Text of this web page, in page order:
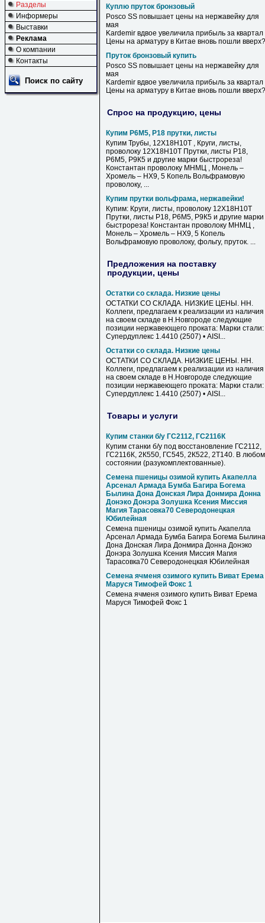
Разделы
Информеры
Выставки
Реклама
О компании
Контакты
Поиск по сайту
Куплю пруток бронзовый
Posco SS повышает цены на нержавейку для
мая
Kardemir вдвое увеличила прибыль за квартал
Цены на арматуру в Китае вновь пошли вверх?
Пруток бронзовый купить
Posco SS повышает цены на нержавейку для
мая
Kardemir вдвое увеличила прибыль за квартал
Цены на арматуру в Китае вновь пошли вверх?
Спрос на продукцию, цены
Купим Р6М5, Р18 прутки, листы
Купим Трубы, 12Х18Н10Т , Круги, листы,
проволоку 12Х18Н10Т Прутки, листы Р18,
Р6М5, Р9К5 и другие марки быстрореза!
Константан проволоку МНМЦ , Монель –
Хромель – НХ9, 5 Копель Вольфрамовую
проволоку, ...
Купим прутки вольфрама, нержавейки!
Купим: Круги, листы, проволоку 12Х18Н10Т
Прутки, листы Р18, Р6М5, Р9К5 и другие марки
быстрореза! Константан проволоку МНМЦ ,
Монель – Хромель – НХ9, 5 Копель
Вольфрамовую проволоку, фольгу, пруток. ...
Предложения на поставку
продукции, цены
Остатки со склада. Низкие цены
ОСТАТКИ СО СКЛАДА. НИЗКИЕ ЦЕНЫ. НН.
Коллеги, предлагаем к реализации из наличия
на своем складе в Н.Новгороде следующие
позиции нержавеющего проката: Марки стали:
Супердуплекс 1.4410 (2507) • AISI...
Остатки со склада. Низкие цены
ОСТАТКИ СО СКЛАДА. НИЗКИЕ ЦЕНЫ. НН.
Коллеги, предлагаем к реализации из наличия
на своем складе в Н.Новгороде следующие
позиции нержавеющего проката: Марки стали:
Супердуплекс 1.4410 (2507) • AISI...
Товары и услуги
Купим станки б/у ГС2112, ГС2116К
Купим станки б/у под восстановление ГС2112,
ГС2116К, 2К550, ГС545, 2К522, 2Т140. В любом
состоянии (разукомплектованные).
Семена пшеницы озимой купить Акапелла
Арсенал Армада Бумба Багира Богема
Былина Дона Донская Лира Донмира Донна
Донэко Донэра Золушка Ксения Миссия
Магия Тарасовка70 Северодонецкая
Юбилейная
Семена пшеницы озимой купить Акапелла
Арсенал Армада Бумба Багира Богема Былина
Дона Донская Лира Донмира Донна Донэко
Донэра Золушка Ксения Миссия Магия
Тарасовка70 Северодонецкая Юбилейная
Семена ячменя озимого купить Виват Ерема
Маруся Тимофей Фокс 1
Семена ячменя озимого купить Виват Ерема
Маруся Тимофей Фокс 1